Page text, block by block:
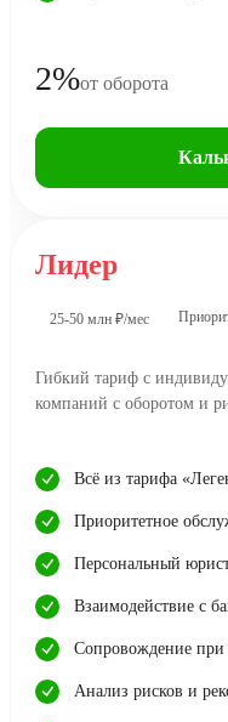
2%от оборота
Лидер
25-50 млн ₽/мес
Гибкий тариф с
компаний с оборотом и
Всё из тарифа
Приоритетное
Персональный
Взаимодействие с
Сопровождение при
Анализ рисков и